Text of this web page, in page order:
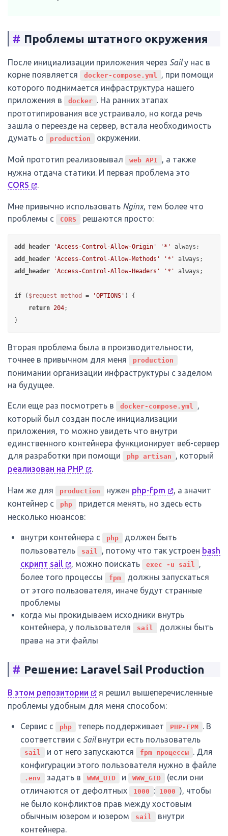
# Проблемы штатного окружения
После инициализации приложения через Sailу нас в
корне появляется
docker-compose.yml
, при помощи
которого поднимается инфраструктура нашего
приложения в
docker
. На ранних этапах
прототипирования все устраивало, но когда речь
зашла о переезде на сервер, встала необходимость
думать о
production окружении.
Мой прототип реализовывал web API
, а также
нужна отдача статики. И первая проблема это
CORS
Мне привычно использовать Nginx, тем более что
проблемы с
CORS решаются просто:
add_header 'Access-Control-Allow-Origin' '*'
add_header
'Access-Control-Allow-Methods' '*'
add_header
'Access-Control-Allow-Headers' '*' always;
if ( $request_method = 'OPTIONS' ) {
return 204;
Вторая проблема была в производительности,
точнее в привычном для меня
production
понимании организации инфраструктуры с заделом
на будущее.
Если еще раз посмотреть в docker-compose.yml
который был создан после инициализации
приложения, то можно увидеть что внутри
единственного контейнера функционирует веб-сервер
для разработки при помощи
php artisan
, который
реализован на PHP
Нам же для production нужен php-fpm
, а значит
контейнер с
php
придется менять, но здесь есть
несколько нюансов:
внутри контейнера с php
должен быть
пользователь
sail , потому что так устроен bash
скрипт sail
, можно поискать exec -u sail
более того процессы
fpm
должны запускаться
от этого пользователя, иначе будут странные
проблемы
когда мы прокидываем исходники внутрь
контейнера, у пользователя
sail
должны быть
права на эти файлы
# Решение: Laravel Sail Production
В этом репозитории
я решил вышеперечисленные
проблемы удобным для меня способом:
Сервис с php теперь поддерживает PHP-FPM . В
соответствии с Sailвнутри есть пользователь
sail и от него запускаются fpm процессы . Для
конфигурации этого пользователя нужно в файле
.env задать в WWW_UID и WWW_GID
(если они
отличаются от дефолтных
1000 : 1000 ), чтобы
не было конфликтов прав между хостовым
обычным юзером и юзером
sail
внутри
контейнера.